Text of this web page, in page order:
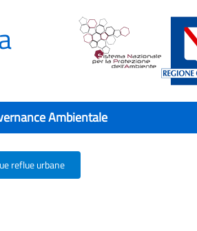
Ambientale
reflue urbane